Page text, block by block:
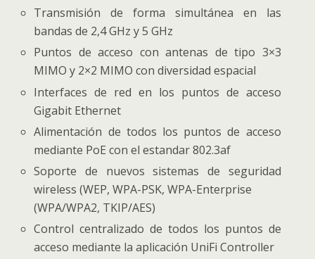
Transmisión de forma simultánea en las
bandas de 2,4 GHz y 5 GHz
Puntos de acceso con antenas de tipo 3×3
MIMO y 2×2 MIMO con diversidad espacial
Interfaces de red en los puntos de acceso
Gigabit Ethernet
Alimentación de todos los puntos de acceso
mediante PoE con el estandar 802.3af
Soporte de nuevos sistemas de seguridad
wireless (WEP, WPA-PSK, WPA-Enterprise
(WPA/WPA2, TKIP/AES)
Control centralizado de todos los puntos de
acceso mediante la aplicación UniFi Controller